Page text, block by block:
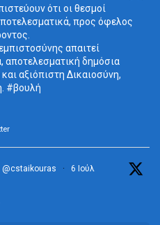
ότι οι θεσμοί
προς όφελος
απαιτεί
αποτελεσματική δημόσια
αξιόπιστη Δικαιοσύνη,
#βουλή
@cstaikouras · 6 Ιούλ